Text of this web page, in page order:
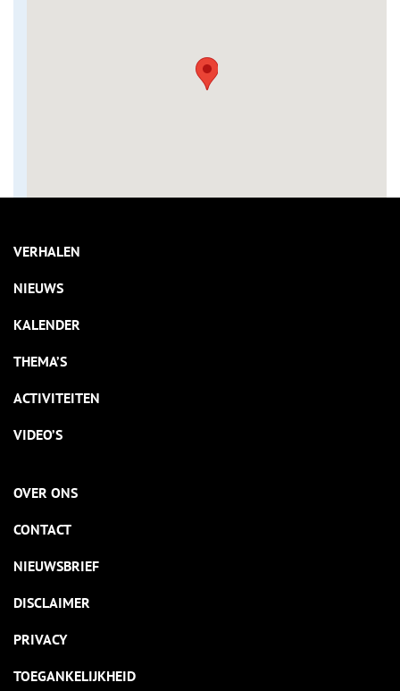
VERHALEN
NIEUWS
KALENDER
THEMA’S
ACTIVITEITEN
VIDEO’S
OVER ONS
CONTACT
NIEUWSBRIEF
DISCLAIMER
PRIVACY
TOEGANKELIJKHEID